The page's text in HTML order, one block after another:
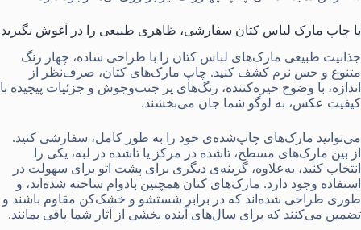
با چاپ مارک لباس کتان سفارشی، ظاهری طبیعی را در آغوش بگیرید
جذابیت طبیعی مارک‌های لباس کتان را با طراحی ساده، چهار رنگ
متنوع و حس نرم کشف کنید. چاپ مارک‌های کتان، صرف‌نظر از
اندازه، با وضوح خیره‌کننده، رنگ‌های پر جنب‌وجوش و جزئیات پیچیده با
کیفیت عکس، به لوگو شما جان می‌بخشند.
می‌توانید مارک‌های چاپ‌شده‌ی خود را به ‌طور کامل، سفارشی کنید.
از بین مارک‌های مسطح، تاشده در مرکز یا تاشده در لبه، یکی را
انتخاب کنید، به‌علاوه، گزینه‌ی دیگری برای پشت اتو برای سهولت در
استفاده وجود دارد. مارک‌های کتان همچنین با‌دوام ساخته شده‌اند، و
طوری طراحی شده‌اند که در برابر شستشو و خشک‌کن مقاوم باشند و
تضمین می‌کنند که برای سال‌های آینده بخشی از آثار شما باقی بمانند.